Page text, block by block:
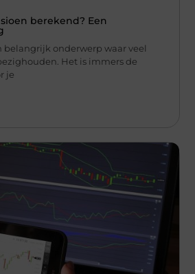
berekend? Een
belangrijk onderwerp waar veel
Het is immers de
je